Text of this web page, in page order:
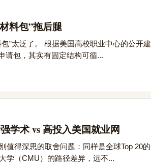
料包”拖后腿
”太泛了。 根据美国高校职业中心的公开建
请包，其实有固定结构可循...
学术 vs 高投入美国就业网
值得深思的取舍问题：同样是全球Top 20的
学（CMU）的路径差异，远不...